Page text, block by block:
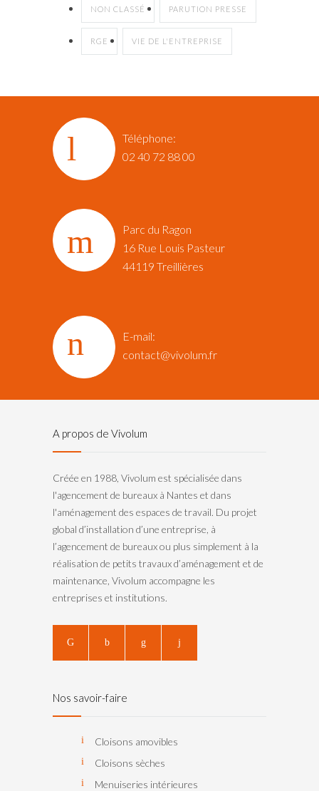
NON CLASSÉ PARUTION PRESSE
RGE VIE DE L'ENTREPRISE
Téléphone:
02 40 72 88 00
Parc du Ragon
16 Rue Louis Pasteur‎
44119 Treillières
E-mail:
contact@vivolum.fr
A propos de Vivolum
Créée en 1988, Vivolum est spécialisée dans
l'agencement de bureaux à Nantes et dans
l'aménagement des espaces de travail. Du projet
global d’installation d’une entreprise, à
l’agencement de bureaux ou plus simplement à la
réalisation de petits travaux d’aménagement et de
maintenance, Vivolum accompagne les
entreprises et institutions.
Nos savoir-faire
Cloisons amovibles
Cloisons sèches
Menuiseries intérieures